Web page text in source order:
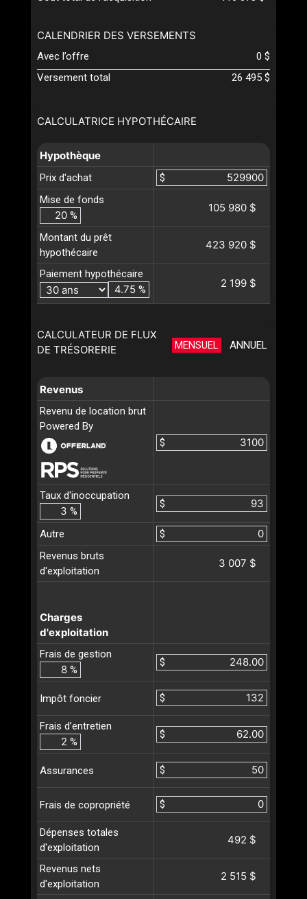
CALCULATRICE HYPOTHÉCAIRE
Hypothèque
Prix d'achat
$
Mise de fonds
%
105 980 $
Montant du prêt
hypothécaire
423 920 $
Paiement hypothécaire
%
2 199 $
CALCULATEUR DE FLUX
DE TRÉSORERIE
MENSUEL ANNUEL
Revenus
Revenu de location brut
Powered By
$
Taux d'inoccupation
%
$
Autre
$
Revenus bruts
d'exploitation
3 007 $
Charges
d'exploitation
Frais de gestion
%
$
Impôt foncier $
Frais d’entretien
%
$
Assurances $
Frais de copropriété $
Dépenses totales
d'exploitation
492 $
Revenus nets
d'exploitation
2 515 $
CALENDRIER DES VERSEMENTS
Avec l’offre
0 $
Versement total
26 495 $